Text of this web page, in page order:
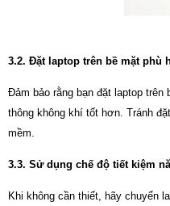
3.2. Đặt laptop trên bề mặt phù
Đảm bảo rằng bạn đặt laptop
thông không khí tốt hơn. Tránh
mềm.
3.3. Sử dụng chế độ tiết kiệm
Khi không cần thiết, hãy chuyển